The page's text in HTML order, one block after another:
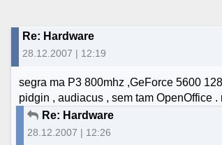
Re: Hardware
28.12.2007 | 12:19
segra ma P3 800mhz ,GeForce 5600
pidgin , audiacus , sem tam OpenOffice
Re: Hardware
28.12.2007 | 12:26